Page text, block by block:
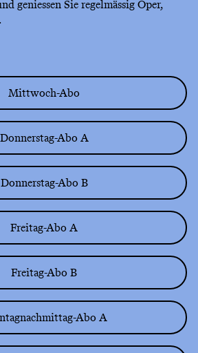
geniessen Sie regelmässig Oper,
Mittwoch-Abo
Donnerstag-Abo A
Donnerstag-Abo B
Freitag-Abo A
Freitag-Abo B
Abo A